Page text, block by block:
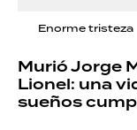
Enorme tristeza
Murió Jorge
Lionel: una
sueños